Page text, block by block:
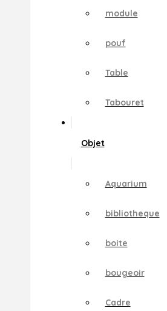
module
pouf
Table
Tabouret
Objet
Aquarium
bibliotheque
boite
bougeoir
Cadre